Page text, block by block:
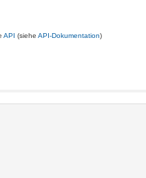
API (siehe API-Dokumentation)